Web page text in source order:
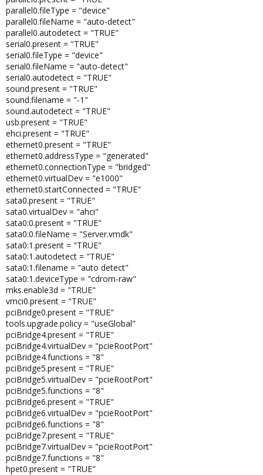
parallel0.fileType = "device"
parallel0.fileName = "auto-detect"
parallel0.autodetect = "TRUE"
serial0.present = "TRUE"
serial0.fileType = "device"
serial0.fileName = "auto-detect"
serial0.autodetect = "TRUE"
sound.present = "TRUE"
sound.filename = "-1"
sound.autodetect = "TRUE"
usb.present = "TRUE"
ehci.present = "TRUE"
ethernet0.present = "TRUE"
ethernet0.addressType = "generated"
ethernet0.connectionType = "bridged"
ethernet0.virtualDev = "e1000"
ethernet0.startConnected = "TRUE"
sata0.present = "TRUE"
sata0.virtualDev = "ahci"
sata0:0.present = "TRUE"
sata0:0.fileName = "Server.vmdk"
sata0:1.present = "TRUE"
sata0:1.autodetect = "TRUE"
sata0:1.filename = "auto detect"
sata0:1.deviceType = "cdrom-raw"
mks.enable3d = "TRUE"
vmci0.present = "TRUE"
pciBridge0.present = "TRUE"
tools.upgrade.policy = "useGlobal"
pciBridge4.present = "TRUE"
pciBridge4.virtualDev = "pcieRootPort"
pciBridge4.functions = "8"
pciBridge5.present = "TRUE"
pciBridge5.virtualDev = "pcieRootPort"
pciBridge5.functions = "8"
pciBridge6.present = "TRUE"
pciBridge6.virtualDev = "pcieRootPort"
pciBridge6.functions = "8"
pciBridge7.present = "TRUE"
pciBridge7.virtualDev = "pcieRootPort"
pciBridge7.functions = "8"
hpet0.present = "TRUE"